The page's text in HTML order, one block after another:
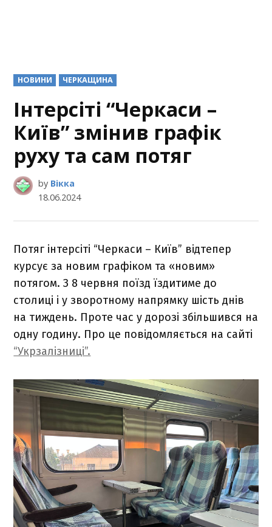
POSTED
IN
НОВИНИ ЧЕРКАЩИНА
Інтерсіті “Черкаси –
Київ” змінив графік
руху та сам потяг
by Вікка
18.06.2024
Потяг інтерсіті “Черкаси – Київ” відтепер
курсує за новим графіком та «новим»
потягом. З 8 червня поїзд їздитиме до
столиці і у зворотному напрямку шість днів
на тиждень. Проте час у дорозі збільшився на
одну годину. Про це повідомляється на сайті
“Укрзалізниці”.